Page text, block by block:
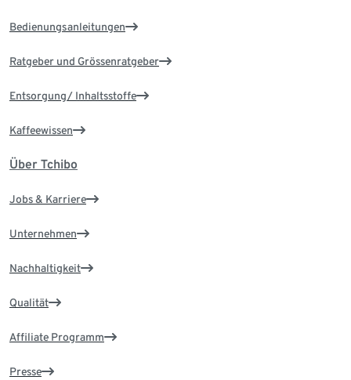
Bedienungsanleitungen
Ratgeber und Grössenratgeber
Entsorgung/ Inhaltsstoffe
Kaffeewissen
Über Tchibo
Jobs & Karriere
Unternehmen
Nachhaltigkeit
Qualität
Affiliate Programm
Presse